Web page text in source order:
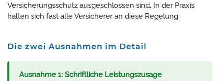
Versicherungsschutz ausgeschlossen sind. In der Praxis
halten sich fast alle Versicherer an diese Regelung.
Die zwei Ausnahmen im Detail
Ausnahme 1: Schriftliche Leistungszusage